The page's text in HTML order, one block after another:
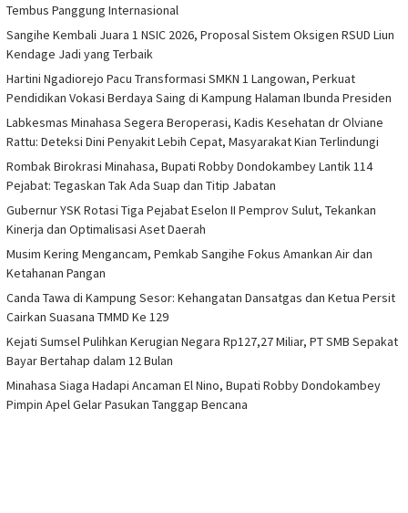
Tembus Panggung Internasional
Sangihe Kembali Juara 1 NSIC 2026, Proposal Sistem Oksigen RSUD Liun
Kendage Jadi yang Terbaik
Hartini Ngadiorejo Pacu Transformasi SMKN 1 Langowan, Perkuat
Pendidikan Vokasi Berdaya Saing di Kampung Halaman Ibunda Presiden
Labkesmas Minahasa Segera Beroperasi, Kadis Kesehatan dr Olviane
Rattu: Deteksi Dini Penyakit Lebih Cepat, Masyarakat Kian Terlindungi
Rombak Birokrasi Minahasa, Bupati Robby Dondokambey Lantik 114
Pejabat: Tegaskan Tak Ada Suap dan Titip Jabatan
Gubernur YSK Rotasi Tiga Pejabat Eselon II Pemprov Sulut, Tekankan
Kinerja dan Optimalisasi Aset Daerah
Musim Kering Mengancam, Pemkab Sangihe Fokus Amankan Air dan
Ketahanan Pangan
Canda Tawa di Kampung Sesor: Kehangatan Dansatgas dan Ketua Persit
Cairkan Suasana TMMD Ke 129
Kejati Sumsel Pulihkan Kerugian Negara Rp127,27 Miliar, PT SMB Sepakat
Bayar Bertahap dalam 12 Bulan
Minahasa Siaga Hadapi Ancaman El Nino, Bupati Robby Dondokambey
Pimpin Apel Gelar Pasukan Tanggap Bencana